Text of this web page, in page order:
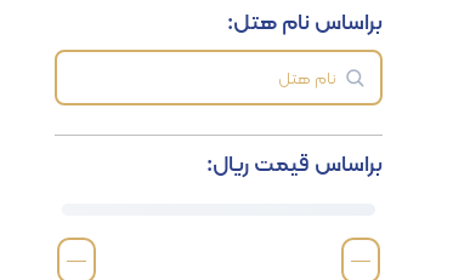
براساس نام هتل:
براساس قیمت ریال:
—
—